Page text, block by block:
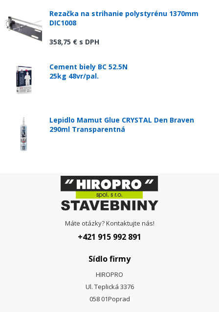
Rezačka na strihanie polystyrénu 1370mm
DIC1008
358,75 € s DPH
Cement biely BC 52.5N
25kg 48vr/pal.
Lepidlo Mamut Glue CRYSTAL Den Braven
290ml Transparentná
Máte otázky? Kontaktujte nás!
+421 915 992 891
Sídlo firmy
HIROPRO
Ul. Teplická 3376
058 01Poprad